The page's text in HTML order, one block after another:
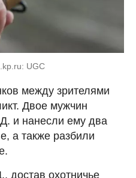
UGC
между зрителями
Двое мужчин
и нанесли ему два
а также разбили
достав охотничье